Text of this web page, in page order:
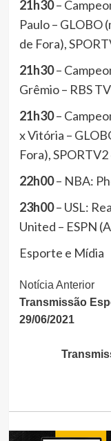
21h30–
Paulo – GLOBO
de Fora),
21h30–
Grêmio – RBS
21h30–
x Vitória –
Fora),
22h00– NBA:
23h00– USL:
United – ESPN
Esporte e Mídia
Continue
Lendo
Notícia Anterior
Transmissão
29/06/2021